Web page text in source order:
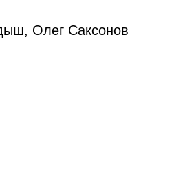
Олег Саксонов